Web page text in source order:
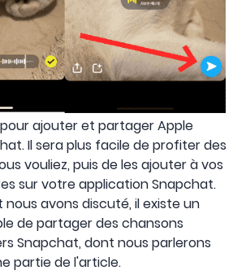
ajouter et partager Apple
Il sera plus facile de profiter des
vouliez, puis de les ajouter à vos
sur votre application Snapchat.
avons discuté, il existe un
de partager des chansons
Snapchat, dont nous parlerons
partie de l'article.